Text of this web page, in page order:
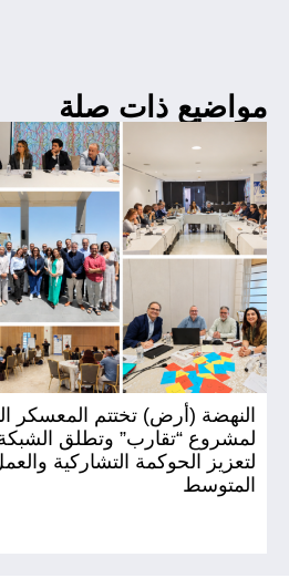
مواضيع ذات صلة
النهضة (أرض) تختتم المعسكر
لمشروع “تقارب” وتطلق الشبكة
لتعزيز الحوكمة التشاركية
المتوسط